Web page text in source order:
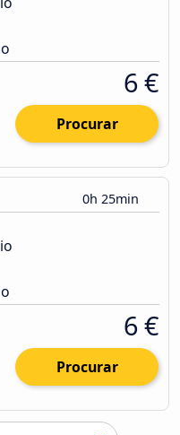
6 €
Procurar
0h 25min
6 €
Procurar